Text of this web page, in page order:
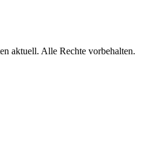
aktuell. Alle Rechte vorbehalten.